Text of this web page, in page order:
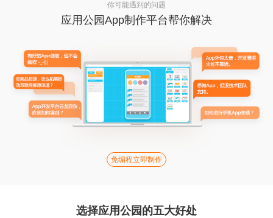
你可能遇到的问题
应用公园App制作平台帮你解决
免编程立即制作
选择应用公园的五大好处